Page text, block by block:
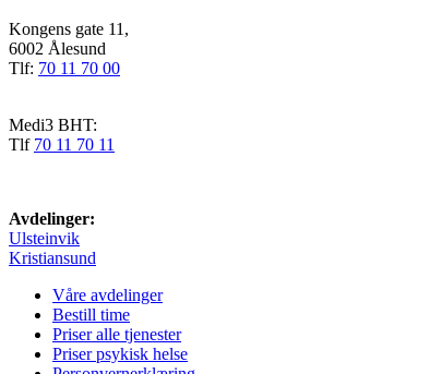
Kongens gate 11,
6002 Ålesund
Tlf: 70 11 70 00
Medi3 BHT:
Tlf 70 11 70 11
Avdelinger:
Ulsteinvik
Kristiansund
Våre avdelinger
Bestill time
Priser alle tjenester
Priser psykisk helse